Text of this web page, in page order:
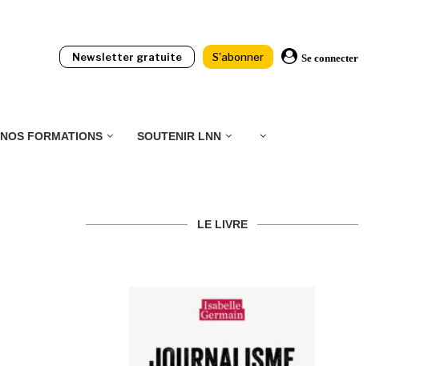
Newsletter gratuite S'abonner Se connecter
NOS FORMATIONS SOUTENIR LNN
LE LIVRE